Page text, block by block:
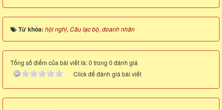
Từ khóa: hội nghị, Câu lạc bộ, doanh nhân
Tổng số điểm của bài viết là: 0 trong 0 đánh giá
Click để đánh giá bài viết